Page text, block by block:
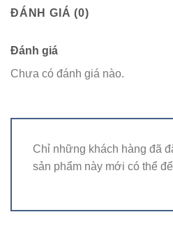
ĐÁNH GIÁ (0)
Đánh giá
Chưa có đánh giá nào.
Chỉ những khách hàng đã
sản phẩm này mới có thể